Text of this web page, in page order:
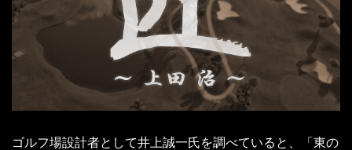
ゴルフ場設計者として井上誠一氏を調べていると、「東の